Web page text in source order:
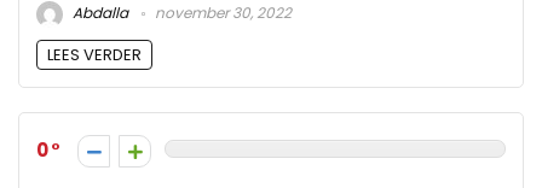
Abdalla
november 30, 2022
LEES VERDER
0